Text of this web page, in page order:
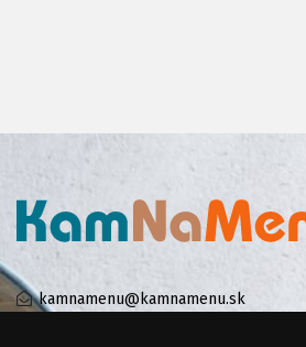
kamnamenu@kamnamenu.sk